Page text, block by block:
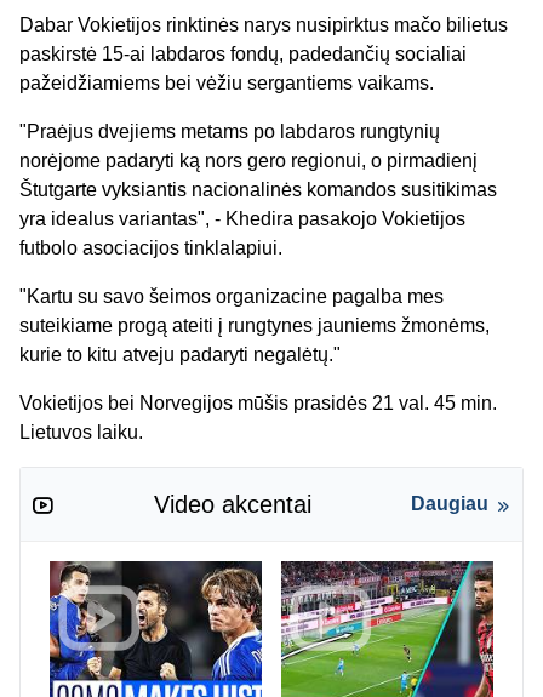
Dabar Vokietijos rinktinės narys nusipirktus mačo bilietus
paskirstė 15-ai labdaros fondų, padedančių socialiai
pažeidžiamiems bei vėžiu sergantiems vaikams.
"Praėjus dvejiems metams po labdaros rungtynių
norėjome padaryti ką nors gero regionui, o pirmadienį
Štutgarte vyksiantis nacionalinės komandos susitikimas
yra idealus variantas", - Khedira pasakojo Vokietijos
futbolo asociacijos tinklalapiui.
"Kartu su savo šeimos organizacine pagalba mes
suteikiame progą ateiti į rungtynes jauniems žmonėms,
kurie to kitu atveju padaryti negalėtų."
Vokietijos bei Norvegijos mūšis prasidės 21 val. 45 min.
Lietuvos laiku.
Video akcentai Daugiau